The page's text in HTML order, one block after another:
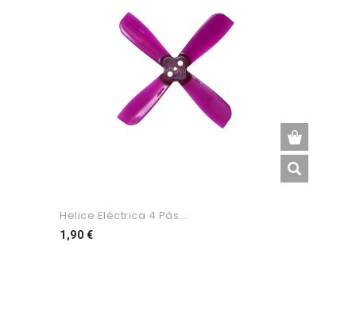
Helice Eléctrica 4 Pás...
1,90 €Preço